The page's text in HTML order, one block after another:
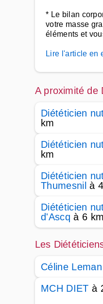
* Le bilan
votre masse
éléments et
Lire l'article en
A proximité de
Diététicien
km
Diététicien
km
Diététicien
Thumesnil à
Diététicien
d'Ascq à 6 km
Les
Céline Leman
MCH DIET à